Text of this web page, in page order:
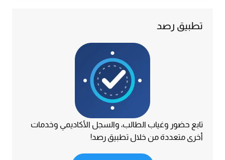
تطبيق رصد
تابع حضور وغياب الطالب، والسجل الأكاديمي وخدمات
أخرى متعددة من خلال تطبيق رصد!